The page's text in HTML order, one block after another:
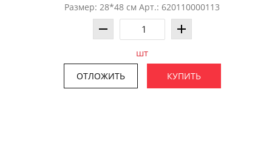
Размер: 28*48 см Арт.: 620110000113
шт
ОТЛОЖИТЬ КУПИТЬ